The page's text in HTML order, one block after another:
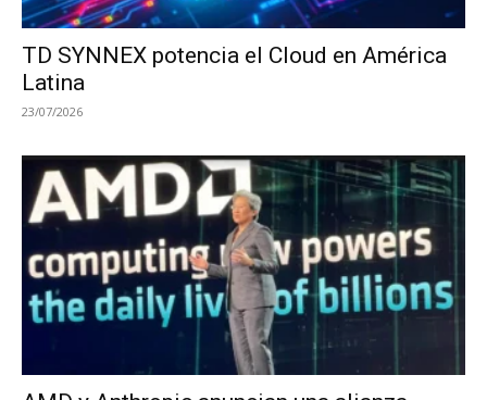
TD SYNNEX potencia el Cloud en América
Latina
23/07/2026